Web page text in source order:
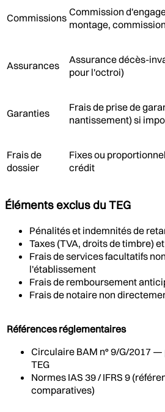
Commissions Commission
montage,
Assurances
Assurance décès-
pour l'octroi)
Garanties
Frais de prise de
nantissement) si
Frais de
dossier
Fixes ou
crédit
Éléments exclus du TEG
Pénalités et indemnités de
Taxes (TVA, droits de timbre)
Frais de services facultatifs
l'établissement
Frais de remboursement
Frais de notaire non
Références réglementaires
Circulaire BAM n° 9/G/2017
TEG
Normes IAS 39 / IFRS 9
comparatives)